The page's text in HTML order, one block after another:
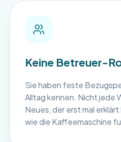
Keine Betreuer-
Sie haben feste
Alltag kennen. Nicht jede
Neues, der erst mal
wie die Kaffeemaschine